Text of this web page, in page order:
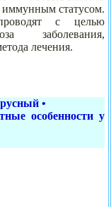
иммунным статусом.
с целью
заболевания,
лечения.
•
особенности у